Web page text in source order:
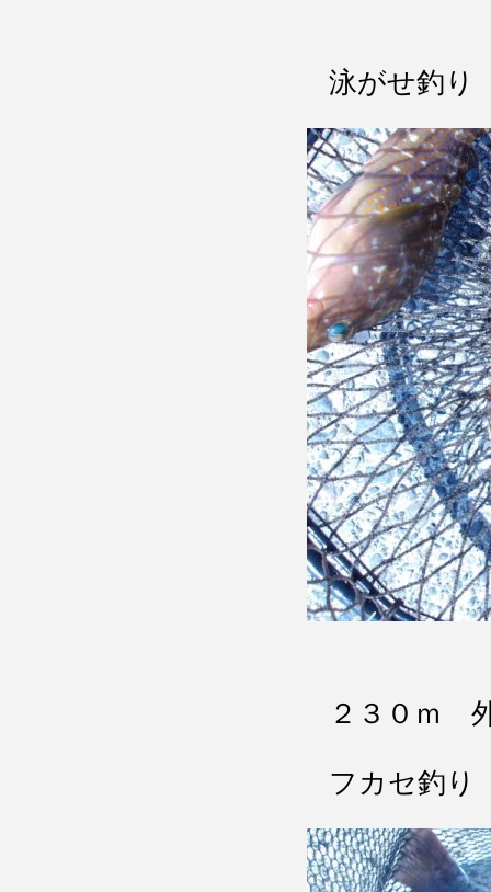
泳がせ釣り
２３０ｍ
フカセ釣り